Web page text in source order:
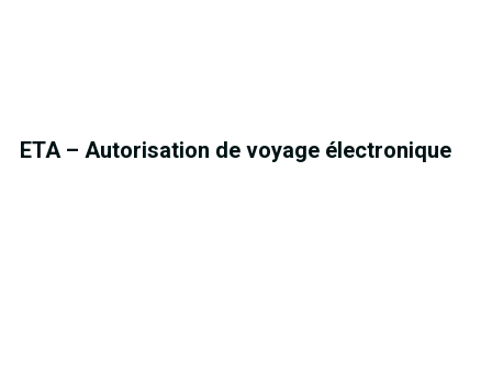
ETA – Autorisation de voyage électronique